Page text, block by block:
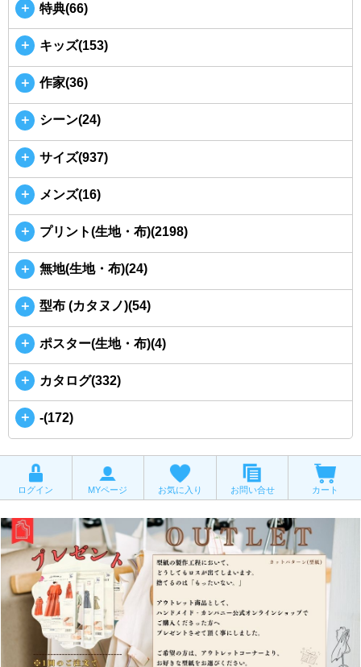
＋ 特典(66)
＋ キッズ(153)
＋ 作家(36)
＋ シーン(24)
＋ サイズ(937)
＋ メンズ(16)
＋ プリント(生地・布)(2198)
＋ 無地(生地・布)(24)
＋ 型布 (カタヌノ)(54)
＋ ポスター(生地・布)(4)
＋ カタログ(332)
＋ -(172)
ログイン MYページ お気に入り お問い合せ カート